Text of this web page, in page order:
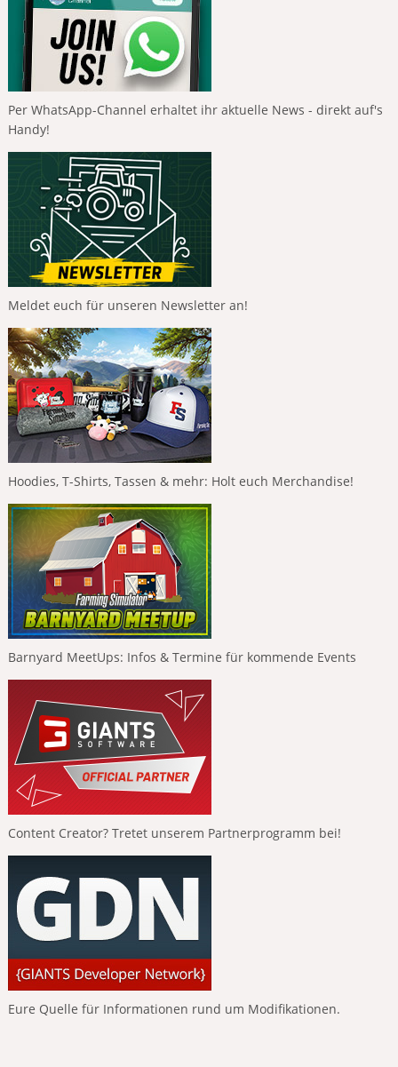
Per WhatsApp-Channel erhaltet ihr aktuelle News - direkt auf's
Handy!
Meldet euch für unseren Newsletter an!
Hoodies, T-Shirts, Tassen & mehr: Holt euch Merchandise!
Barnyard MeetUps: Infos & Termine für kommende Events
Content Creator? Tretet unserem Partnerprogramm bei!
Eure Quelle für Informationen rund um Modifikationen.